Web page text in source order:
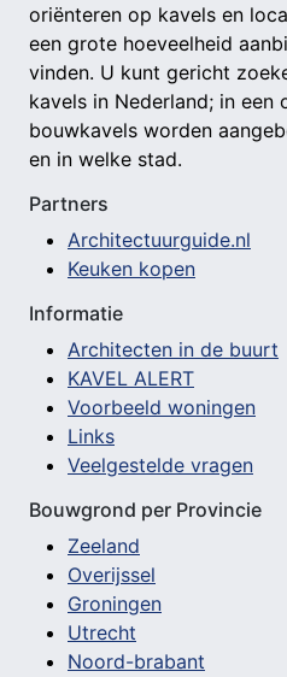
oriënteren op kavels en
een grote hoeveelheid
vinden. U kunt gericht
kavels in Nederland; in
bouwkavels worden
en in welke stad.
Partners
Architectuurguide.nl
Keuken kopen
Informatie
Architecten in de buurt
KAVEL ALERT
Voorbeeld woningen
Links
Veelgestelde vragen
Bouwgrond per Provincie
Zeeland
Overijssel
Groningen
Utrecht
Noord-brabant